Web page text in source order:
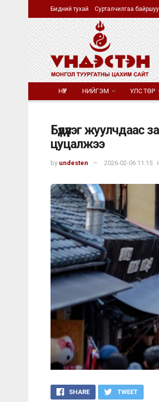
Бидний тухай Сурталчилгаа
НҮҮР НИЙГЭМ УЛС ТӨР
Бүдүүлэг
цуцалжээ
by undesten 2026-02-06 11:15
SHARE TWEET